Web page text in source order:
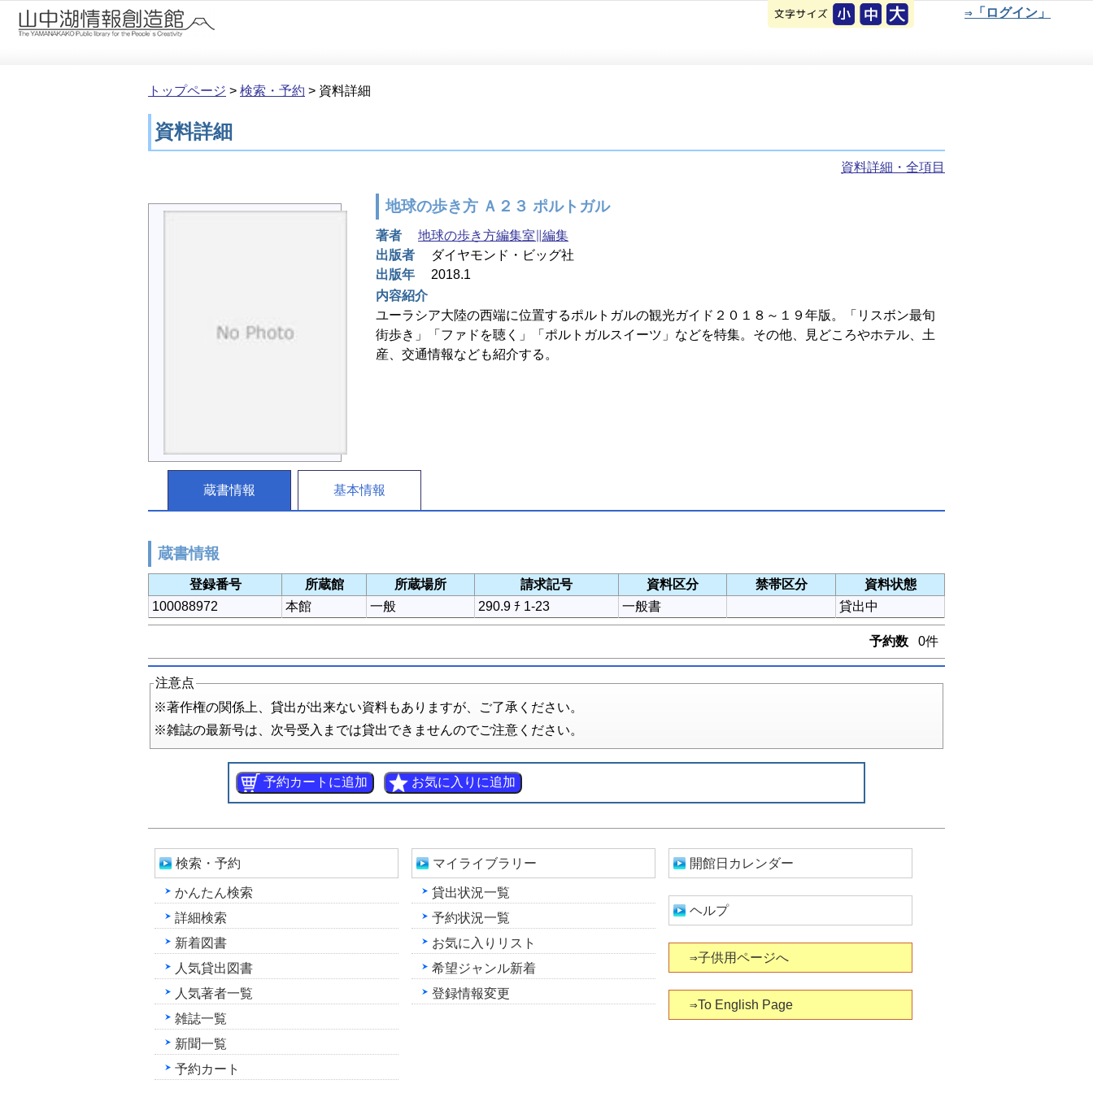
本文へ移動 ⇒「ログイン」
トップページ > 検索・予約 > 資料詳細
資料詳細
資料詳細・全項目
地球の歩き方 Ａ２３ ポルトガル
著者
地球の歩き方編集室∥編集
出版者
ダイヤモンド・ビッグ社
出版年
2018.1
内容紹介
ユーラシア大陸の西端に位置するポルトガルの観光ガイド２０１８～１９年版。「リスボン最旬
街歩き」「ファドを聴く」「ポルトガルスイーツ」などを特集。その他、見どころやホテル、土
産、交通情報なども紹介する。
蔵書情報 基本情報
蔵書情報
登録番号 所蔵館 所蔵場所 請求記号 資料区分 禁帯区分
資料状態
100088972
本館 一般 290.9 ﾁ 1-23 一般書 貸出中
予約数 0件
注意点
※著作権の関係上、貸出が出来ない資料もありますが、ご了承ください。
※雑誌の最新号は、次号受入までは貸出できませんのでご注意ください。
検索・予約
かんたん検索
詳細検索
新着図書
人気貸出図書
人気著者一覧
雑誌一覧
新聞一覧
予約カート
マイライブラリー
貸出状況一覧
予約状況一覧
お気に入りリスト
希望ジャンル新着
登録情報変更
開館日カレンダー
ヘルプ
⇒子供用ページへ
⇒To English Page